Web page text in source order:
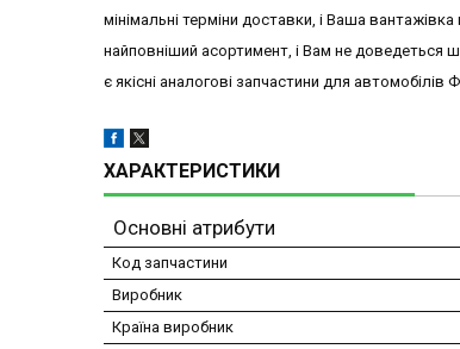
мінімальні терміни доставки, і Ваша
найповніший асортимент, і Вам не доведеться
є якісні аналогові запчастини для автомобілів
ХАРАКТЕРИСТИКИ
Основні атрибути
Код запчастини
Виробник
Країна виробник